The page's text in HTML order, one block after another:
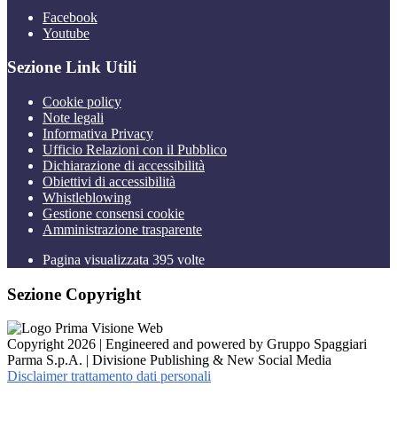
Facebook
Youtube
Sezione Link Utili
Cookie policy
Note legali
Informativa Privacy
Ufficio Relazioni con il Pubblico
Dichiarazione di accessibilità
Obiettivi di accessibilità
Whistleblowing
Gestione consensi cookie
Amministrazione trasparente
Pagina visualizzata 395 volte
Sezione Copyright
Copyright 2026 | Engineered and powered by Gruppo Spaggiari
Parma S.p.A. | Divisione Publishing & New Social Media
Disclaimer trattamento dati personali